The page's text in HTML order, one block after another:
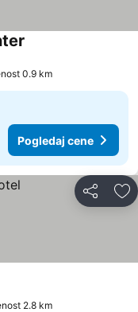
0.9 km
Pogledaj cene
Deli
2.8 km